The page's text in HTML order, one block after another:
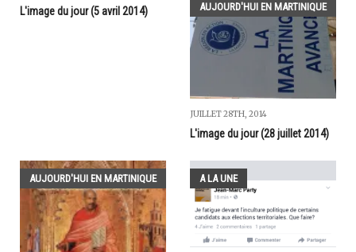
L'image du jour (5 avril 2014) AUJOURD'HUI EN MARTINIQUE
JUILLET 28TH, 2014
L'image du jour (28 juillet 2014)
AUJOURD'HUI EN MARTINIQUE A LA UNE